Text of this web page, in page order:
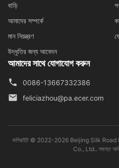
বাড়ি
আমাদের সম্পর্কে
মান নিয়ন্ত্রণ
উদ্ধৃতির জন্য আবেদন
আমাদের সাথে যোগাযোগ করুন
0086-13667332386
feliciazhou@pa.ecer.com
কপিরাইট © 2022-2026 Beijing Silk
Co., Ltd.. সমস্ত